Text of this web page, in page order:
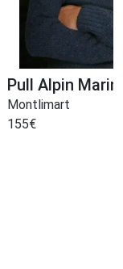
Pull Alpin
Montlimart
155€